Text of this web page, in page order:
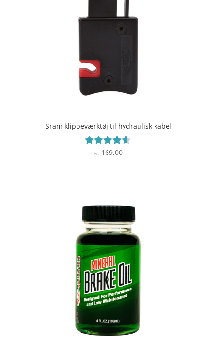
Sram klippeværktøj til hydraulisk kabel
Vurderet
kr. 169,00